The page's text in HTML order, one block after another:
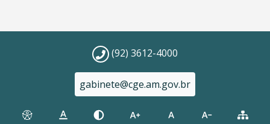
(92) 3612-4000
gabinete@cge.am.gov.br